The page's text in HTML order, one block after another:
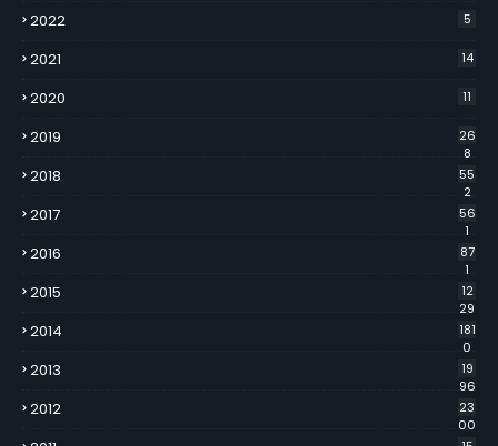
2022 5
2021 14
2020 11
2019
26
8
2018
55
2
2017
56
1
2016
87
1
2015
12
29
2014
181
0
2013
19
96
2012
23
00